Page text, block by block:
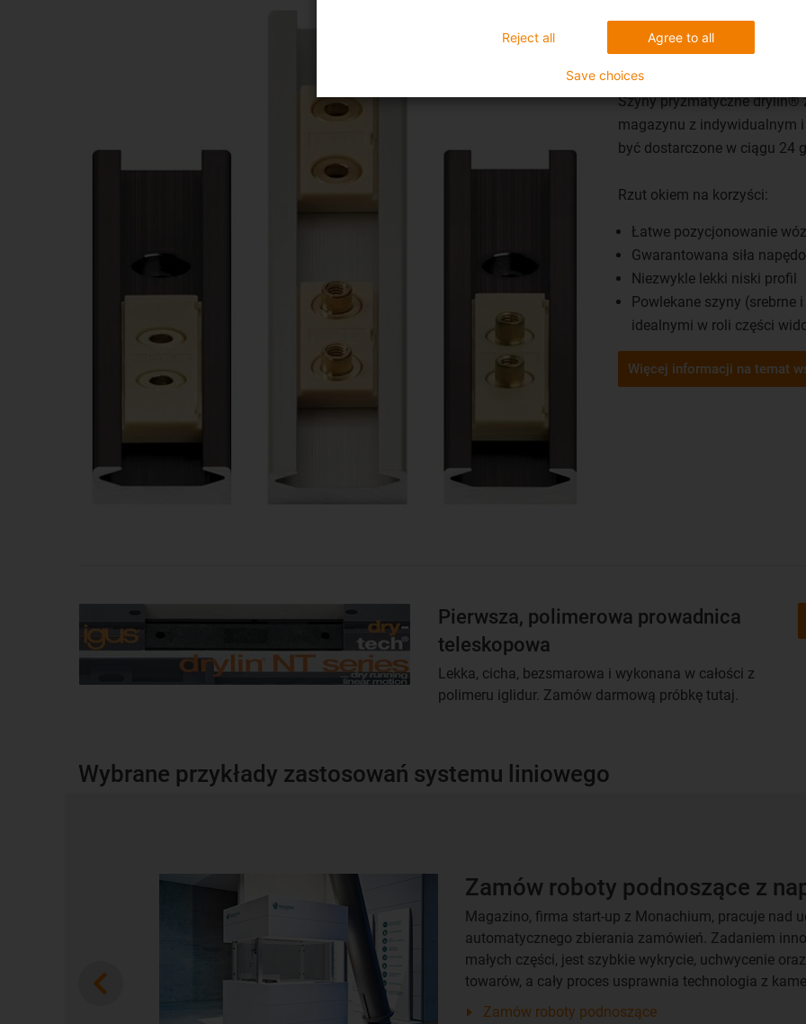
Szyny
długością oraz
wstępnym
Szyny pryzmatyczne drylin®
magazynu z indywidualnym
być dostarczone w ciągu 24
Rzut okiem na korzyści:
Łatwe pozycjonowanie
Gwarantowana siła
Niezwykle lekki niski profil
Powlekane szyny (srebrne
idealnymi w roli części
Więcej informacji na temat
Pierwsza, polimerowa prowadnica
teleskopowa
Lekka, cicha, bezsmarowa i wykonana w całości z
polimeru iglidur. Zamów darmową próbkę tutaj.
Wybrane przykłady zastosowań systemu liniowego
Zamów roboty podnoszące z
Magazino, firma start-up z Monachium, pracuje nad
automatycznego zbierania zamówień. Zadaniem
małych części, jest szybkie wykrycie, uchwycenie
towarów, a cały proces usprawnia technologia z
Zamów roboty podnoszące
Agree to all
Reject all
Save choices